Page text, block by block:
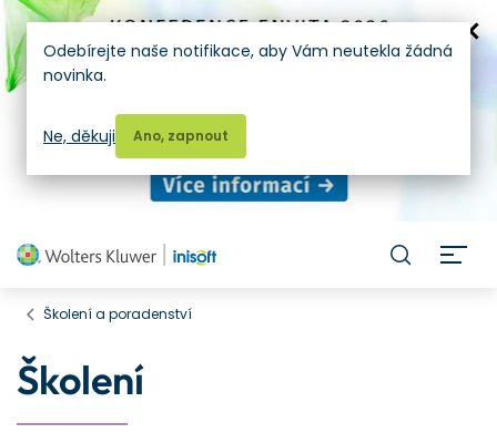
Školení a poradenství
Školení
Odebírejte naše notifikace, aby Vám neutekla žádná
novinka.
Ano, zapnout
Ne, děkuji